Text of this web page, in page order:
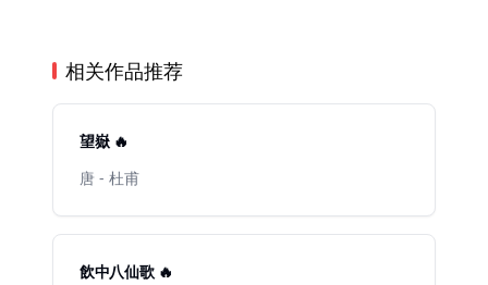
相关作品推荐
望嶽 🔥
唐 - 杜甫
飲中八仙歌 🔥